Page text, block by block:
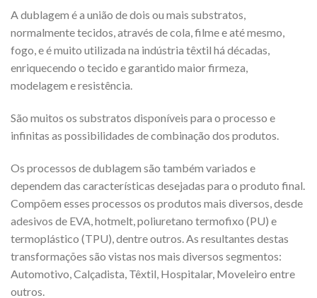
A dublagem é a união de dois ou mais substratos,
normalmente tecidos, através de cola, filme e até mesmo,
fogo, e é muito utilizada na indústria têxtil há décadas,
enriquecendo o tecido e garantido maior firmeza,
modelagem e resistência.
São muitos os substratos disponíveis para o processo e
infinitas as possibilidades de combinação dos produtos.
Os processos de dublagem são também variados e
dependem das características desejadas para o produto final.
Compõem esses processos os produtos mais diversos, desde
adesivos de EVA, hotmelt, poliuretano termofixo (PU) e
termoplástico (TPU), dentre outros. As resultantes destas
transformações são vistas nos mais diversos segmentos:
Automotivo, Calçadista, Têxtil, Hospitalar, Moveleiro entre
outros.